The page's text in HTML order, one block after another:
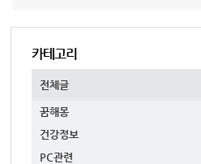
카테고리
전체글
꿈해몽
건강정보
PC관련